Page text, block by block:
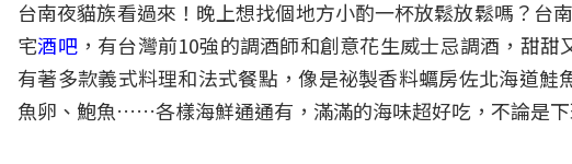
台南夜貓族看過來！晚上想找個地方小酌一杯放鬆放鬆嗎？台
宅酒吧，有台灣前10強的調酒師和創意花生威士忌調酒，甜
有著多款義式料理和法式餐點，像是祕製香料蠣房佐北海道鮭
魚卵、鮑魚……各樣海鮮通通有，滿滿的海味超好吃，不論是